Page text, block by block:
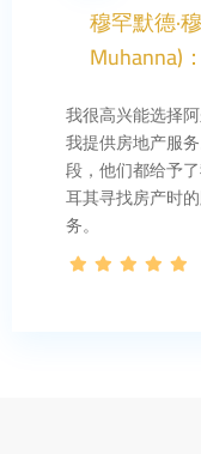
穆罕默德·
Muhanna)：
我很高兴能选择
我提供房地产服
段，他们都给予
耳其寻找房产时
务。